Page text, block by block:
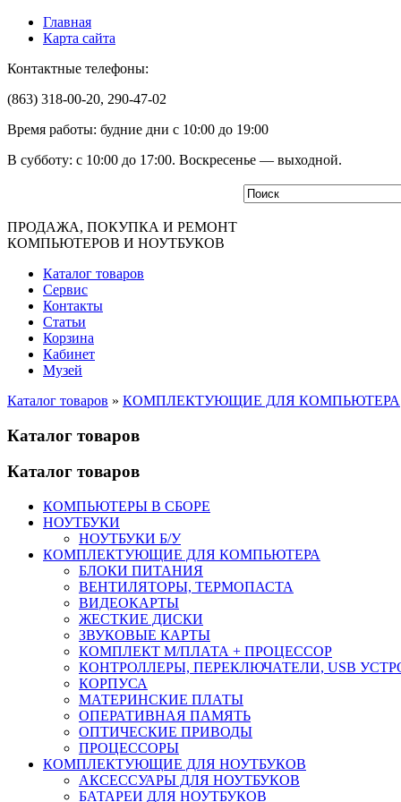
Главная
Карта сайта
Контактные телефоны:
(863) 318-00-20, 290-47-02
Время работы: будние дни с 10:00 до 19:00
В субботу: с 10:00 до 17:00. Воскресенье — выходной.
ПРОДАЖА, ПОКУПКА И РЕМОНТ
КОМПЬЮТЕРОВ И НОУТБУКОВ
Каталог товаров
Сервис
Контакты
Статьи
Корзина
Кабинет
Музей
Каталог товаров » КОМПЛЕКТУЮЩИЕ ДЛЯ КОМПЬЮТЕРА
Каталог товаров
Каталог товаров
КОМПЬЮТЕРЫ В СБОРЕ
НОУТБУКИ
НОУТБУКИ Б/У
КОМПЛЕКТУЮЩИЕ ДЛЯ КОМПЬЮТЕРА
БЛОКИ ПИТАНИЯ
ВЕНТИЛЯТОРЫ, ТЕРМОПАСТА
ВИДЕОКАРТЫ
ЖЕСТКИЕ ДИСКИ
ЗВУКОВЫЕ КАРТЫ
КОМПЛЕКТ М/ПЛАТА + ПРОЦЕССОР
КОНТРОЛЛЕРЫ, ПЕРЕКЛЮЧАТЕЛИ, USB
КОРПУСА
МАТЕРИНСКИЕ ПЛАТЫ
ОПЕРАТИВНАЯ ПАМЯТЬ
ОПТИЧЕСКИЕ ПРИВОДЫ
ПРОЦЕССОРЫ
КОМПЛЕКТУЮЩИЕ ДЛЯ НОУТБУКОВ
АКСЕССУАРЫ ДЛЯ НОУТБУКОВ
БАТАРЕИ ДЛЯ НОУТБУКОВ